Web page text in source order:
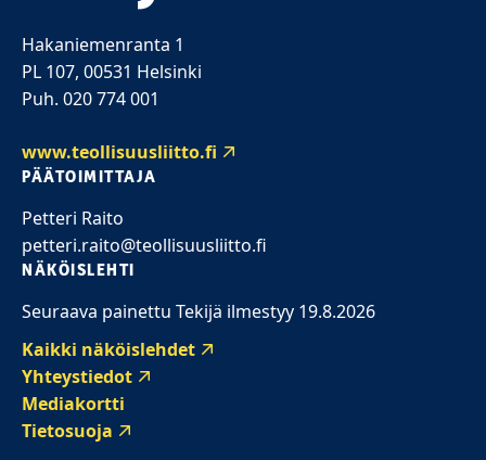
Hakaniemenranta 1
PL 107, 00531 Helsinki
Puh. 020 774 001
www.teollisuusliitto.fi
PÄÄTOIMITTAJA
Petteri Raito
petteri.raito@teollisuusliitto.fi
NÄKÖISLEHTI
Seuraava painettu Tekijä ilmestyy 19.8.2026
Kaikki näköislehdet
Yhteystiedot
Mediakortti
Tietosuoja